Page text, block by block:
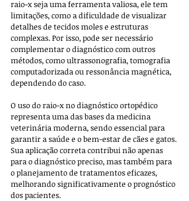
raio-x seja uma ferramenta valiosa, ele tem
limitações, como a dificuldade de visualizar
detalhes de tecidos moles e estruturas
complexas. Por isso, pode ser necessário
complementar o diagnóstico com outros
métodos, como ultrassonografia, tomografia
computadorizada ou ressonância magnética,
dependendo do caso.
O uso do raio-x no diagnóstico ortopédico
representa uma das bases da medicina
veterinária moderna, sendo essencial para
garantir a saúde e o bem-estar de cães e gatos.
Sua aplicação correta contribui não apenas
para o diagnóstico preciso, mas também para
o planejamento de tratamentos eficazes,
melhorando significativamente o prognóstico
dos pacientes.